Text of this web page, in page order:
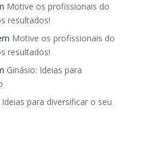
Motive os profissionais do
resultados!
Motive os profissionais do
resultados!
Ginásio: Ideias para
Ideias para diversificar o seu